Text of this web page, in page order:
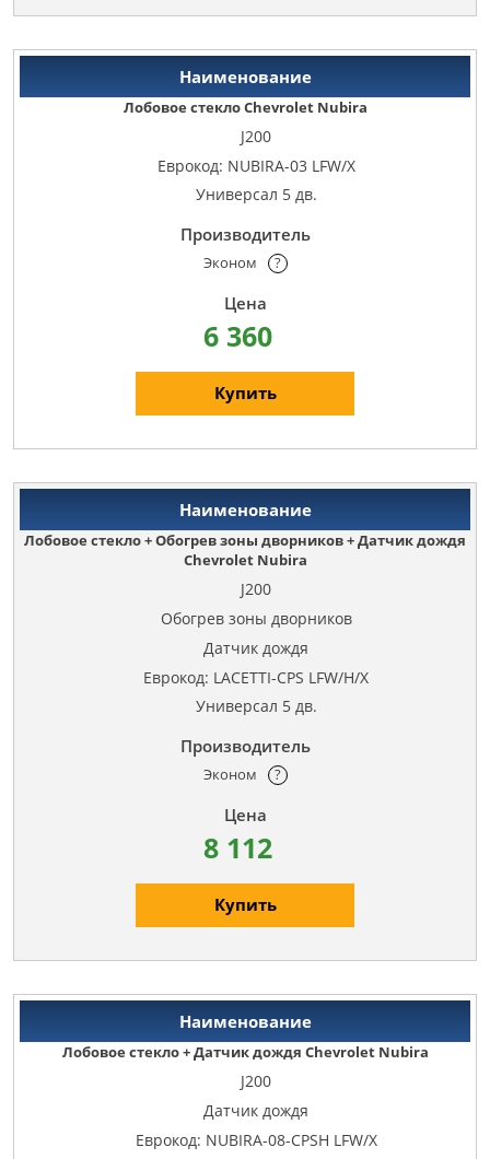
Лобовое стекло Chevrolet Nubira
J200
Еврокод: NUBIRA-03 LFW/X
Универсал 5 дв.
Эконом ?
6 360
Купить
Лобовое стекло + Обогрев зоны дворников + Датчик дождя
Chevrolet Nubira
J200
Обогрев зоны дворников
Датчик дождя
Еврокод: LACETTI-CPS LFW/H/X
Универсал 5 дв.
Эконом ?
8 112
Купить
Лобовое стекло + Датчик дождя Chevrolet Nubira
J200
Датчик дождя
Еврокод: NUBIRA-08-CPSH LFW/X